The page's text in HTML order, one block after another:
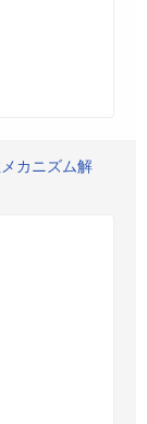
カニズム解